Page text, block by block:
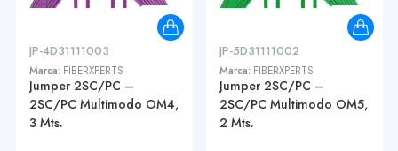
JP-4D31111003
Marca: FIBERXPERTS
Jumper 2SC/PC –
2SC/PC Multimodo OM4,
3 Mts.
JP-5D31111002
Marca: FIBERXPERTS
Jumper 2SC/PC –
2SC/PC Multimodo OM5,
2 Mts.